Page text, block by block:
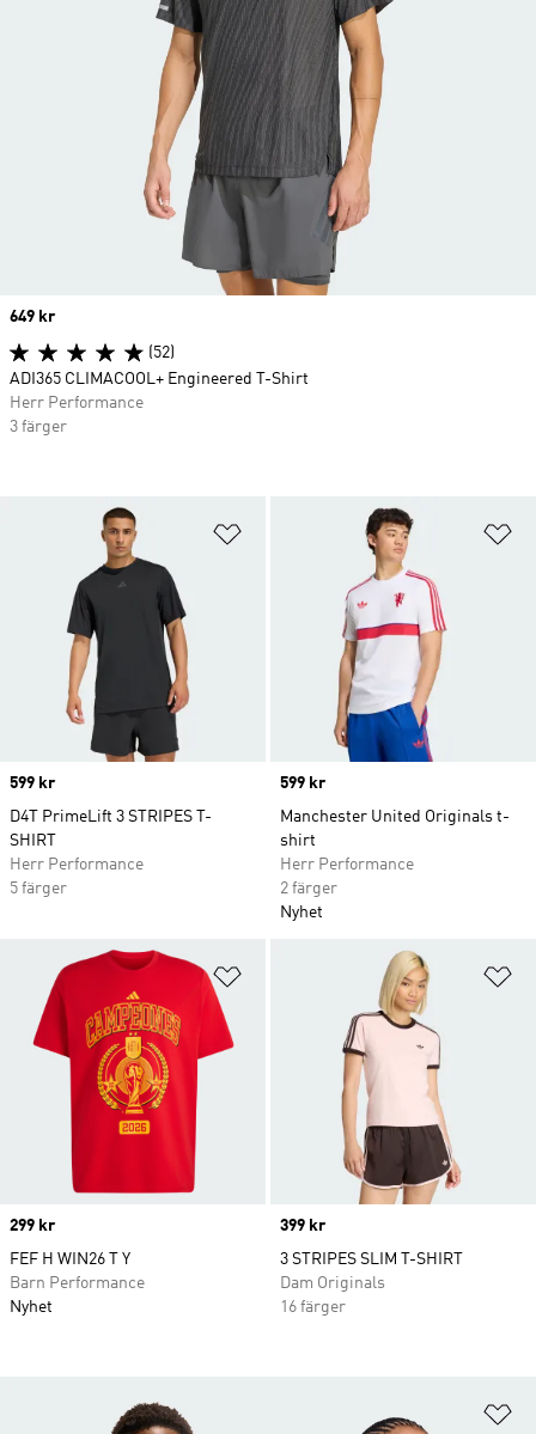
Lägg till på önskelistan
Price
599 kr
D4T PrimeLift 3 STRIPES T-
SHIRT
Herr Performance
5 färger
Price
599 kr
Manchester United Originals t-
shirt
Herr Performance
2 färger
Nyhet
Lägg till på önskelistan
Price
299 kr
FEF H WIN26 T Y
Barn Performance
Nyhet
Price
399 kr
3 STRIPES SLIM T-SHIRT
Dam Originals
16 färger
Price
649 kr
(52)
ADI365 CLIMACOOL+ Engineered T-Shirt
Herr Performance
3 färger